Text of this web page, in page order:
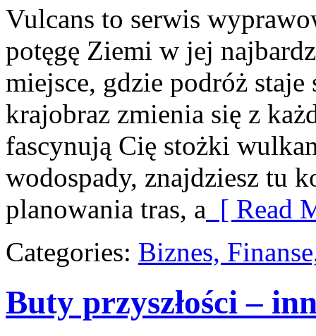
Vulcans to serwis
potęgę Ziemi w jej
miejsce, gdzie podróż
krajobraz zmienia się z
fascynują Cię stożki
wodospady, znajdziesz tu
planowania tras, a [ Read
Categories: Biznes,
Buty przyszłości –